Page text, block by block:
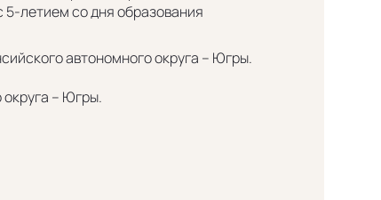
5-летием со дня образования
автономного округа – Югры.
– Югры.